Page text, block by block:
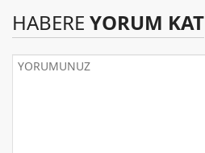
HABERE YORUM KAT